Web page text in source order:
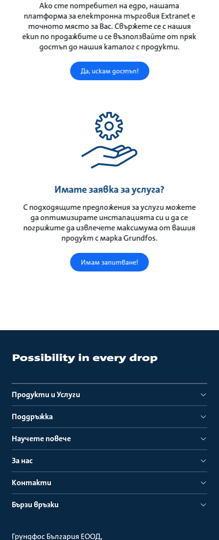
Ако сте потребител на едро, нашата
платформа за електронна търговия Extranet е
точното място за Вас. Свържете се с нашия
екип по продажбите и се възползвайте от пряк
достъп до нашия каталог с продукти.
Да, искам достъп!
Имате заявка за услуга?
С подходящите предложения за услуги можете
да оптимизирате инсталацията си и да се
погрижите да извлечете максимума от вашия
продукт с марка Grundfos.
Имам запитване!
Продукти и Услуги
Поддръжка
Научете повече
За нас
Контакти
Бързи връзки
Грундфос България ЕООД